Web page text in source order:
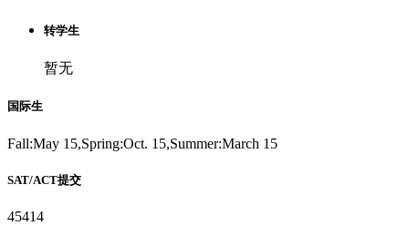
转学生
暂无
国际生
Fall:May 15,Spring:Oct. 15,Summer:March 15
SAT/ACT提交
45414